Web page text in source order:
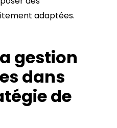
adaptées.
gestion
dans
de